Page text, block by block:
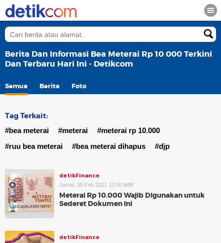
Berita Dan Informasi Bea Meterai Rp 10 000 Terkini
Dan Terbaru Hari Ini - Detikcom
Semua Berita Foto
Tag Terkait:
#bea meterai #meterai
#meterai rp 10.000
#ruu bea meterai
#bea meterai dihapus #djp
detikFinance
Jumat, 05 Feb 2021 10:50 WIB
Meterai Rp 10.000 Wajib Digunakan untuk
Sederet Dokumen Ini
detikFinance